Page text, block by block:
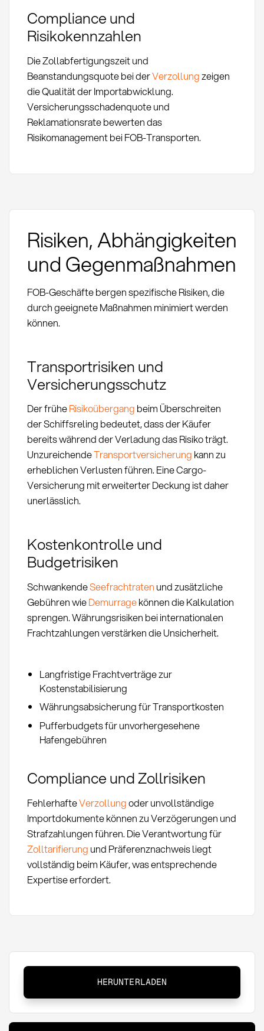
Compliance und
Risikokennzahlen
Die Zollabfertigungszeit und
Beanstandungsquote bei derVerzollungzeigen
die Qualität der Importabwicklung.
Versicherungsschadenquote und
Reklamationsrate bewerten das
Risikomanagement bei FOB-Transporten.
Risiken, Abhängigkeiten
und Gegenmaßnahmen
FOB-Geschäfte bergen spezifische Risiken, die
durch geeignete Maßnahmen minimiert werden
können.
Transportrisiken und
Versicherungsschutz
Der früheRisikoübergang beim Überschreiten
der Schiffsreling bedeutet, dass der Käufer
bereits während der Verladung das Risiko trägt.
UnzureichendeTransportversicherung kann zu
erheblichen Verlusten führen. Eine Cargo-
Versicherung mit erweiterter Deckung ist daher
unerlässlich.
Kostenkontrolle und
Budgetrisiken
SchwankendeSeefrachtraten und zusätzliche
Gebühren wieDemurragekönnen die Kalkulation
sprengen. Währungsrisiken bei internationalen
Frachtzahlungen verstärken die Unsicherheit.
Langfristige Frachtverträge zur
Kostenstabilisierung
Währungsabsicherung für Transportkosten
Pufferbudgets für unvorhergesehene
Hafengebühren
Compliance und Zollrisiken
FehlerhafteVerzollungoder unvollständige
Importdokumente können zu Verzögerungen und
Strafzahlungen führen. Die Verantwortung für
Zolltarifierung und Präferenznachweis liegt
vollständig beim Käufer, was entsprechende
Expertise erfordert.
Incoterms
Definition,
Pflichten
HERUNTERLADEN